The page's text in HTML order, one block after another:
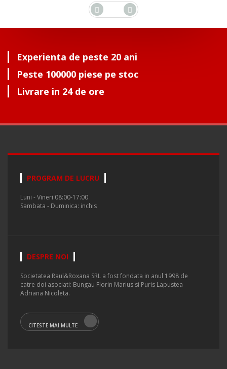
Experienta de peste 20 ani
Peste 100000 piese pe stoc
Livrare in 24 de ore
PROGRAM DE LUCRU
Luni - Vineri 08:00-17:00
Sambata - Duminica: inchis
DESPRE NOI
Societatea Raul&Roxana SRL a fost fondata in anul 1998 de
catre doi asociati: Bungau Florin Marius si Puris Lapustea
Adriana Nicoleta.
CITESTE MAI MULTE